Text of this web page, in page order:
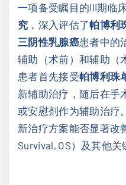
一项备受瞩目的III期临
究 ，深入评估了帕博利
三阴性乳腺癌患者中的
辅助（术前）和辅助（
患者首先接受帕博利珠
新辅助治疗，随后在手
或安慰剂作为辅助治疗
新治疗方案能否显著改
Survival, OS）及其他关